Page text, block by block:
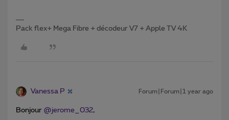
Pack flex+ Mega Fibre + décodeur V7 + Apple TV 4K
Vanessa P Forum|Forum|1 year ago
Bonjour @jerome_032,